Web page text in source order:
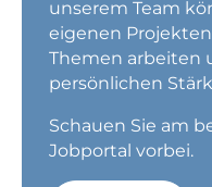
unserem Team
eigenen
Themen arbeiten
persönlichen
Schauen Sie am
Jobportal vorbei.